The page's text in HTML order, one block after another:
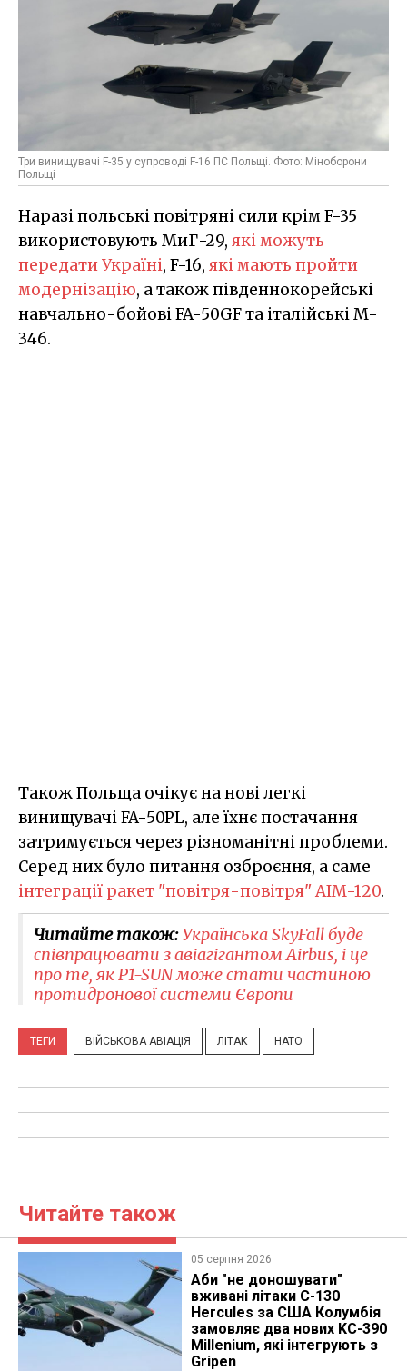
Три винищувачі F-35 у супроводі F-16 ПС Польщі. Фото: Міноборони
Польщі
Наразі польські повітряні сили крім F-35
використовують МиГ-29, які можуть
передати Україні, F-16, які мають пройти
модернізацію, а також південнокорейські
навчально-бойові FA-50GF та італійські M-
346.
Також Польща очікує на нові легкі
винищувачі FA-50PL, але їхнє постачання
затримується через різноманітні проблеми.
Серед них було питання озброєння, а саме
інтеграції ракет "повітря-повітря" AIM-120.
Читайте також:Українська SkyFall буде
співпрацювати з авіагігантом Airbus, і це
про те, як P1-SUN може стати частиною
протидронової системи Європи
ТЕГИ ВІЙСЬКОВА АВІАЦІЯ ЛІТАК НАТО
Читайте також
05 серпня 2026
Аби "не доношувати"
вживані літаки C-130
Hercules за США Колумбія
замовляє два нових KC-390
Millenium, які інтегрують з
Gripen